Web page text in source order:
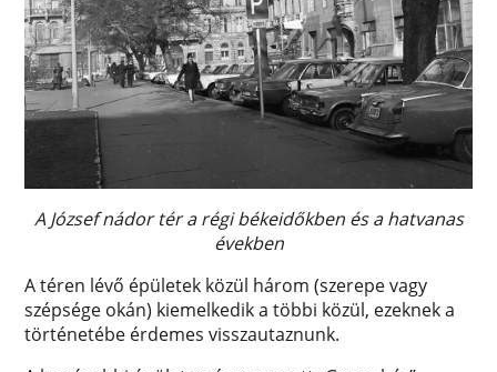
A József nádor tér a régi békeidőkben és a hatvanas
években
A téren lévő épületek közül három (szerepe vagy
szépsége okán) kiemelkedik a többi közül, ezeknek a
történetébe érdemes visszautaznunk.